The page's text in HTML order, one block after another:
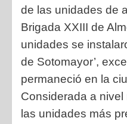
de las unidades de
Brigada XXIII de
unidades se
de Sotomayor’,
permaneció en la
Considerada a
las unidades más